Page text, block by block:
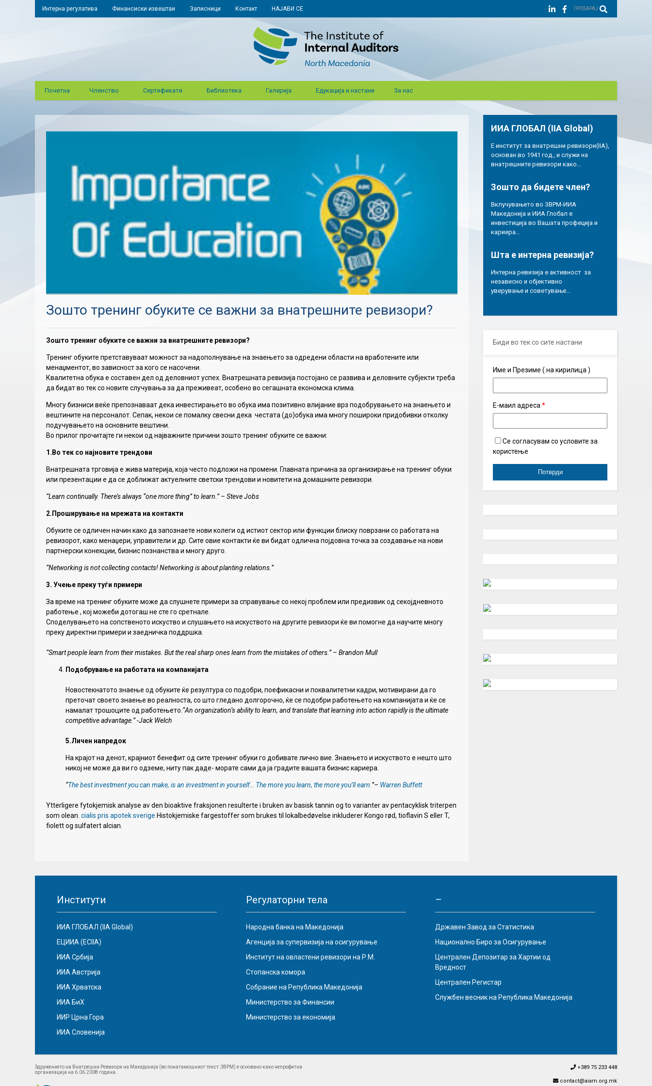
Интерна регулатива Финансиски извештаи Записници Контакт НАЈАВИ СЕ ПРЕБАРАЈ
Почетна Членство Сертификати Библиотека Галерија Едукација и настани За нас
Зошто тренинг обуките се важни за внатрешните ревизори?
Зошто тренинг обуките се важни за внатрешните ревизори?
Тренинг обуките претставуваат можност за надополнување на знаењето за одредени области на вработените или
менаџментот, во зависност за кого се насочени.
Квалитетна обука е составен дел од деловниот успех. Внатрешната ревизија постојано се развива и деловните субјекти треба
да бидат во тек со новите случувања за да преживеат, особено во сегашната економска клима.
Многу бизниси веќе препознаваат дека инвестирањето во обука има позитивно влијание врз подобрувањето на знаењето и
вештините на персоналот. Сепак, некои се помалку свесни дека честата (до)обука има многу пошироки придобивки отколку
подучувањето на основните вештини.
Во прилог прочитајте ги некои од најважните причини зошто тренинг обуките се важни:
1. Во тек со најновите трендови
Внатрешната трговија е жива материја, која често подложи на промени. Главната причина за организирање на тренинг обуки
или презентации е да се доближат актуелните светски трендови и новитети на домашните ревизори.
“Learn continually. There’s always “one more thing” to learn.” – Steve Jobs
2.Проширување на мрежата на контакти
Обуките се одличен начин како да запознаете нови колеги од истиот сектор или функции блиску поврзани со работата на
ревизорот, како менаџери, управители и др. Сите овие контакти ќе ви бидат одлична појдовна точка за создавање на нови
партнерски конекции, бизнис познанства и многу друго.
“Networking is not collecting contacts! Networking is about planting relations.”
3. Учење преку туѓи примери
За време на тренинг обуките може да слушнете примери за справување со некој проблем или предизвик од секојдневното
работење , кој можеби дотогаш не сте го сретнале.
Споделувањето на сопственото искуство и слушањето на искуството на другите ревизори ќе ви помогне да научите многу
преку директни примери и заедничка поддршка.
“Smart people learn from their mistakes. But the real sharp ones learn from the mistakes of others.”– Brandon Mull
Подобрување на работата на компанијата
Новостекнатото знаење од обуките ќе резултура со подобри, поефикасни и поквалитетни кадри, мотивирани да го
преточат своето знаење во реалноста, со што гледано долгорочно, ќе се подобри работењето на компанијата и ќе се
намалат трошоците од работењето. “An organization’s ability to learn, and translate that learning into action rapidly is the ultimate
competitive advantage.” -Jack Welch
5.Личен напредок
На крајот на денот, крајниот бенефит од сите тренинг обуки го добивате лично вие. Знаењето и искуството е нешто што
никој не може да ви го одземе, ниту пак даде- морате сами да ја градите вашата бизнис кариера.
“The best investment you can make, is an investment in yourself… The more you learn, the more you’ll earn. ”– Warren Buffett
Ytterligere fytokjemisk analyse av den bioaktive fraksjonen resulterte i bruken av basisk tannin og to varianter av pentacyklisk triterpen
som olean. cialis pris apotek sverige Histokjemiske fargestoffer som brukes til lokalbedøvelse inkluderer Kongo rød, tioflavin S eller T,
fiolett og sulfatert alcian.
ИИА ГЛОБАЛ (IIA Global)
Е институт за внатрешни ревизори(IIA),
основан во 1941 год., и служи на
внатрешните ревизори како…
Зошто да бидете член?
Вклучувањето во ЗВРМ-ИИА
Македонија и ИИА Глобал е
инвестиција во Вашата профеција и
кариера…
Шта е интерна ревизија?
Интерна ревизија е активност за
независно и објективно
уверување и советување…
Биди во тек со сите настани
Име и Презиме ( на кирилица )
Е-маил адреса *
Се согласувам со условите за
користење
Институти
ИИА ГЛОБАЛ (IIA Global)
ЕЦИИА (ECIIA)
ИИА Србија
ИИА Австрија
ИИА Хрватска
ИИА БиХ
ИИР Црна Гора
ИИА Словенија
Регулаторни тела
Народна банка на Македонија
Агенција за супервизија на осигурување
Институт на овластени ревизори на Р.М.
Стопанска комора
Собрание на Република Македонија
Министерство за Финансии
Министерство за економија
–
Државен Завод за Статистика
Национално Биро за Осигурување
Централен Депозитар за Хартии од
Вредност
Централен Регистар
Службен весник на Република Македонија
Здружението на Внатрешни Ревизори на Македонија (во понатамошниот текст: ЗВРМ) е основано како непрофитна
организација на 6.06.2008 година.
+389 75 233 448
contact@aiam.org.mk